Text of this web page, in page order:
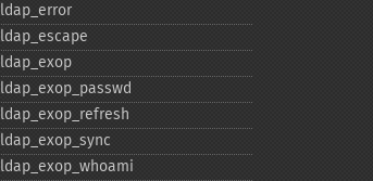
ldap_​error
ldap_​escape
ldap_​exop
ldap_​exop_​passwd
ldap_​exop_​refresh
ldap_​exop_​sync
ldap_​exop_​whoami